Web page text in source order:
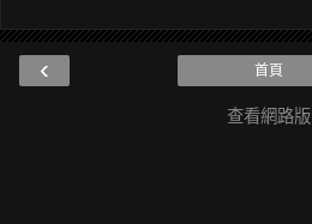
‹ 首頁
查看網路版